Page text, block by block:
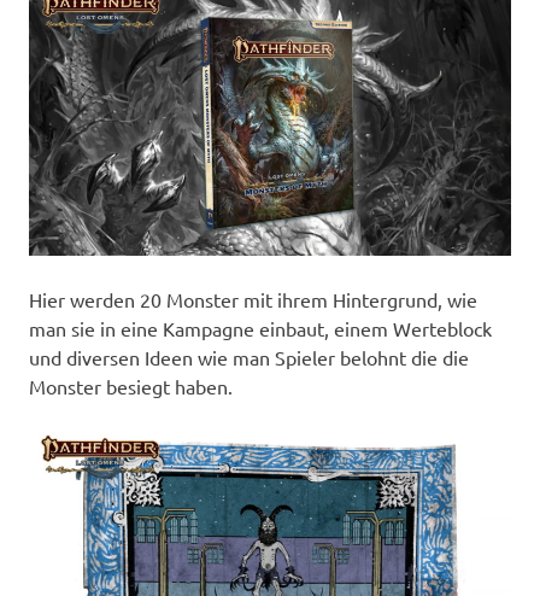
Hier werden 20 Monster mit ihrem Hintergrund, wie
man sie in eine Kampagne einbaut, einem Werteblock
und diversen Ideen wie man Spieler belohnt die die
Monster besiegt haben.